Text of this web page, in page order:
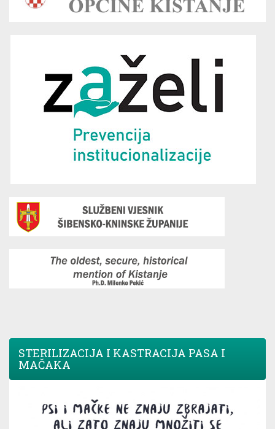
STERILIZACIJA I KASTRACIJA PASA I
MAČAKA